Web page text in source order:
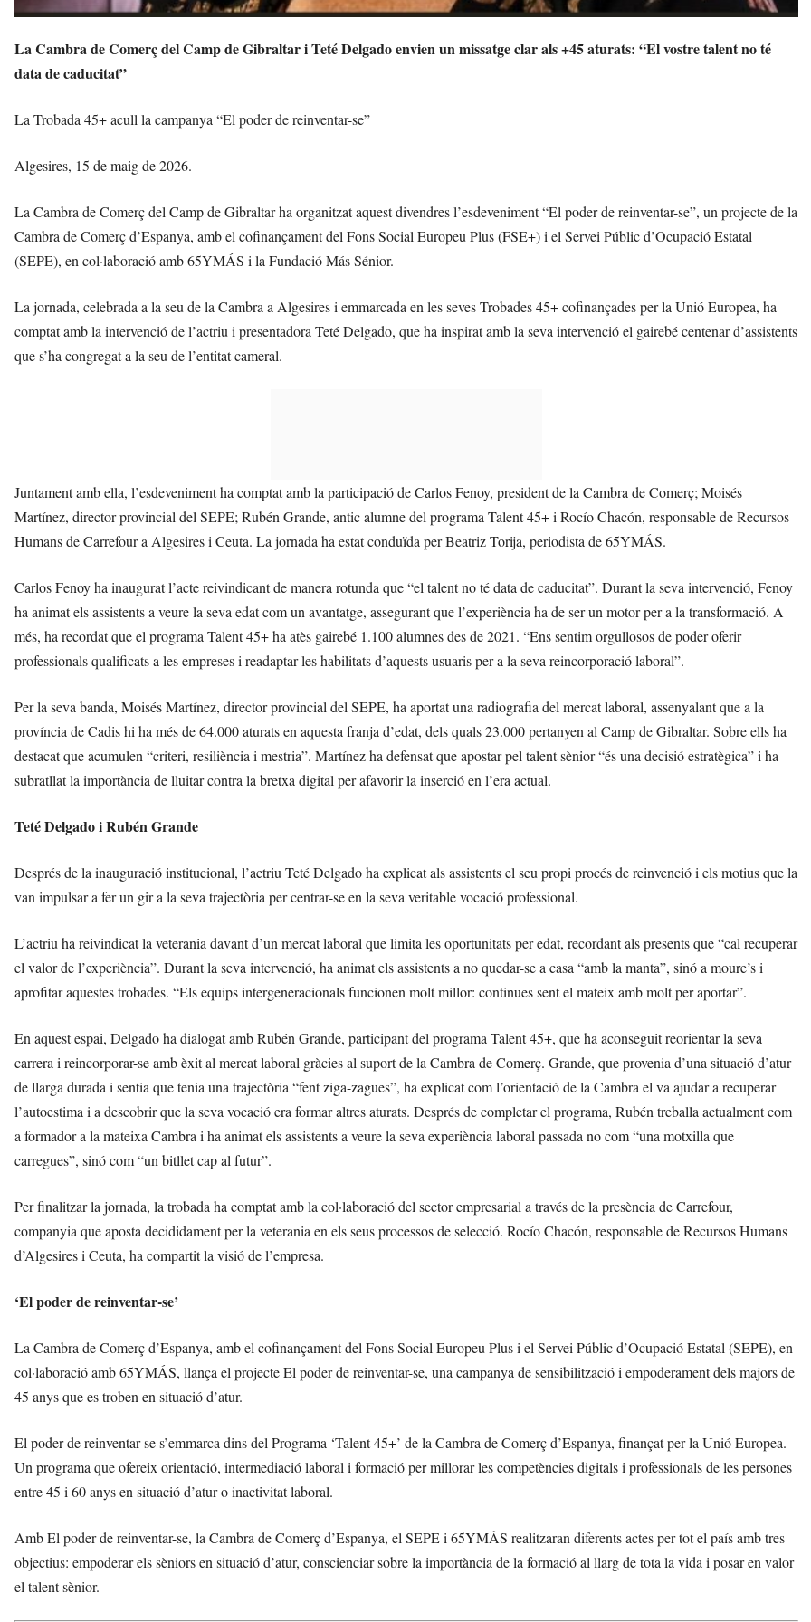
La Cambra de Comerç del Camp de Gibraltar i Teté Delgado envien un missatge clar als +45 aturats: “El vostre talent no té
data de caducitat”
La Trobada 45+ acull la campanya “El poder de reinventar-se”
Algesires, 15 de maig de 2026.
La Cambra de Comerç del Camp de Gibraltar ha organitzat aquest divendres l’esdeveniment “El poder de reinventar-se”, un projecte de la
Cambra de Comerç d’Espanya, amb el cofinançament del Fons Social Europeu Plus (FSE+) i el Servei Públic d’Ocupació Estatal
(SEPE), en col·laboració amb 65YMÁS i la Fundació Más Sénior.
La jornada, celebrada a la seu de la Cambra a Algesires i emmarcada en les seves Trobades 45+ cofinançades per la Unió Europea, ha
comptat amb la intervenció de l’actriu i presentadora Teté Delgado, que ha inspirat amb la seva intervenció el gairebé centenar d’assistents
que s’ha congregat a la seu de l’entitat cameral.
Juntament amb ella, l’esdeveniment ha comptat amb la participació de Carlos Fenoy, president de la Cambra de Comerç; Moisés
Martínez, director provincial del SEPE; Rubén Grande, antic alumne del programa Talent 45+ i Rocío Chacón, responsable de Recursos
Humans de Carrefour a Algesires i Ceuta. La jornada ha estat conduïda per Beatriz Torija, periodista de 65YMÁS.
Carlos Fenoy ha inaugurat l’acte reivindicant de manera rotunda que “el talent no té data de caducitat”. Durant la seva intervenció, Fenoy
ha animat els assistents a veure la seva edat com un avantatge, assegurant que l’experiència ha de ser un motor per a la transformació. A
més, ha recordat que el programa Talent 45+ ha atès gairebé 1.100 alumnes des de 2021. “Ens sentim orgullosos de poder oferir
professionals qualificats a les empreses i readaptar les habilitats d’aquests usuaris per a la seva reincorporació laboral”.
Per la seva banda, Moisés Martínez, director provincial del SEPE, ha aportat una radiografia del mercat laboral, assenyalant que a la
província de Cadis hi ha més de 64.000 aturats en aquesta franja d’edat, dels quals 23.000 pertanyen al Camp de Gibraltar. Sobre ells ha
destacat que acumulen “criteri, resiliència i mestria”. Martínez ha defensat que apostar pel talent sènior “és una decisió estratègica” i ha
subratllat la importància de lluitar contra la bretxa digital per afavorir la inserció en l’era actual.
Teté Delgado i Rubén Grande
Després de la inauguració institucional, l’actriu Teté Delgado ha explicat als assistents el seu propi procés de reinvenció i els motius que la
van impulsar a fer un gir a la seva trajectòria per centrar-se en la seva veritable vocació professional.
L’actriu ha reivindicat la veterania davant d’un mercat laboral que limita les oportunitats per edat, recordant als presents que “cal recuperar
el valor de l’experiència”. Durant la seva intervenció, ha animat els assistents a no quedar-se a casa “amb la manta”, sinó a moure’s i
aprofitar aquestes trobades. “Els equips intergeneracionals funcionen molt millor: continues sent el mateix amb molt per aportar”.
En aquest espai, Delgado ha dialogat amb Rubén Grande, participant del programa Talent 45+, que ha aconseguit reorientar la seva
carrera i reincorporar-se amb èxit al mercat laboral gràcies al suport de la Cambra de Comerç. Grande, que provenia d’una situació d’atur
de llarga durada i sentia que tenia una trajectòria “fent ziga-zagues”, ha explicat com l’orientació de la Cambra el va ajudar a recuperar
l’autoestima i a descobrir que la seva vocació era formar altres aturats. Després de completar el programa, Rubén treballa actualment com
a formador a la mateixa Cambra i ha animat els assistents a veure la seva experiència laboral passada no com “una motxilla que
carregues”, sinó com “un bitllet cap al futur”.
Per finalitzar la jornada, la trobada ha comptat amb la col·laboració del sector empresarial a través de la presència de Carrefour,
companyia que aposta decididament per la veterania en els seus processos de selecció. Rocío Chacón, responsable de Recursos Humans
d’Algesires i Ceuta, ha compartit la visió de l’empresa.
‘El poder de reinventar-se’
La Cambra de Comerç d’Espanya, amb el cofinançament del Fons Social Europeu Plus i el Servei Públic d’Ocupació Estatal (SEPE), en
col·laboració amb 65YMÁS, llança el projecte El poder de reinventar-se, una campanya de sensibilització i empoderament dels majors de
45 anys que es troben en situació d’atur.
El poder de reinventar-se s’emmarca dins del Programa ‘Talent 45+’ de la Cambra de Comerç d’Espanya, finançat per la Unió Europea.
Un programa que ofereix orientació, intermediació laboral i formació per millorar les competències digitals i professionals de les persones
entre 45 i 60 anys en situació d’atur o inactivitat laboral.
Amb El poder de reinventar-se, la Cambra de Comerç d’Espanya, el SEPE i 65YMÁS realitzaran diferents actes per tot el país amb tres
objectius: empoderar els sèniors en situació d’atur, conscienciar sobre la importància de la formació al llarg de tota la vida i posar en valor
el talent sènior.